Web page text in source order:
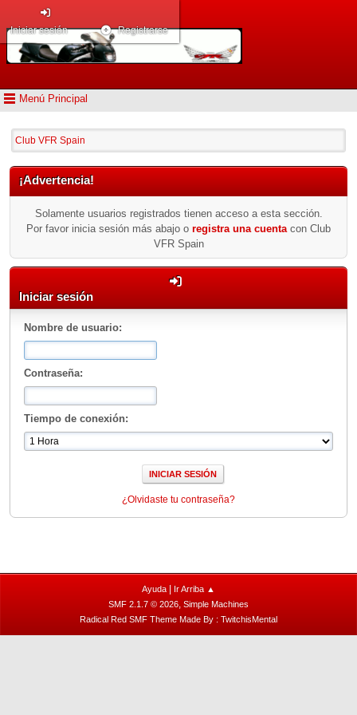
Menú Principal
Iniciar sesión Registrarse
Club VFR Spain
¡Advertencia!
Solamente usuarios registrados tienen acceso a esta sección.
Por favor inicia sesión más abajo o registra una cuenta con Club
VFR Spain
Iniciar sesión
Nombre de usuario:
Contraseña:
Tiempo de conexión:
¿Olvidaste tu contraseña?
Ayuda
Ir Arriba ▲
SMF 2.1.7 © 2026, Simple Machines
Radical Red SMF Theme Made By : TwitchisMental